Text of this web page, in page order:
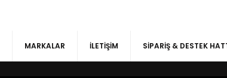
MARKALAR İLETİŞİM SİPARİŞ & DESTEK